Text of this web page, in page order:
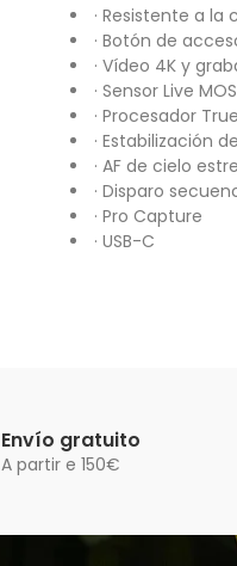
· Resistente a la
· Botón de
· Vídeo 4K y
· Sensor Live
· Procesador
· Estabilización
· AF de cielo
· Disparo
· Pro Capture
· USB-C
Envío gratuito
A partir e 150€